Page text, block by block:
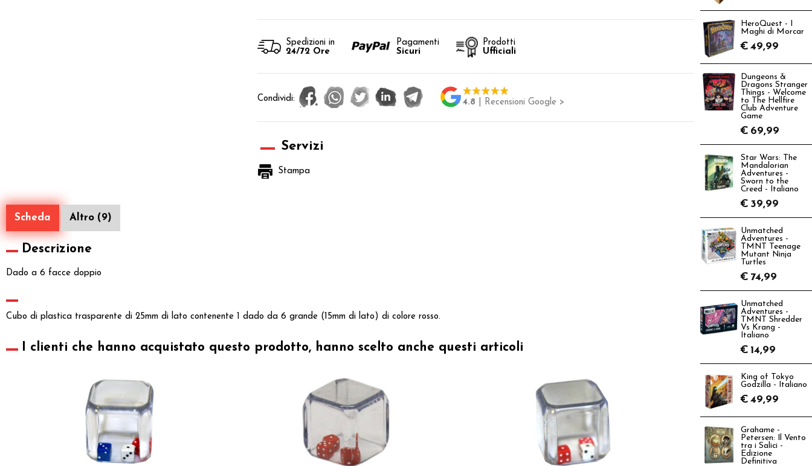
Spedizioni in
24/72 Ore
Pagamenti
Sicuri
Prodotti
Ufficiali
Condividi: 4.8 | Recensioni Google >
Servizi
Stampa
Scheda Altro (9)
Descrizione
Dado a 6 facce doppio
Cubo di plastica trasparente di 25mm di lato contenente 1 dado da 6 grande (15mm di lato) di colore rosso.
I clienti che hanno acquistato questo prodotto, hanno scelto anche questi articoli
HeroQuest - I
Maghi di Morcar
€ 49,99
Dungeons &
Dragons Stranger
Things - Welcome
to The Hellfire
Club Adventure
Game
€ 69,99
Star Wars: The
Mandalorian
Adventures -
Sworn to the
Creed - Italiano
€ 39,99
Unmatched
Adventures -
TMNT Teenage
Mutant Ninja
Turtles
€ 74,99
Unmatched
Adventures -
TMNT Shredder
Vs Krang -
Italiano
€ 14,99
King of Tokyo
Godzilla - Italiano
€ 49,99
Grahame -
Petersen: Il Vento
tra i Salici -
Edizione
Definitiva